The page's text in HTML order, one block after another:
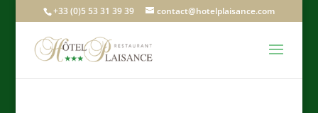
+33 (0)5 53 31 39 39 contact@hotelplaisance.com